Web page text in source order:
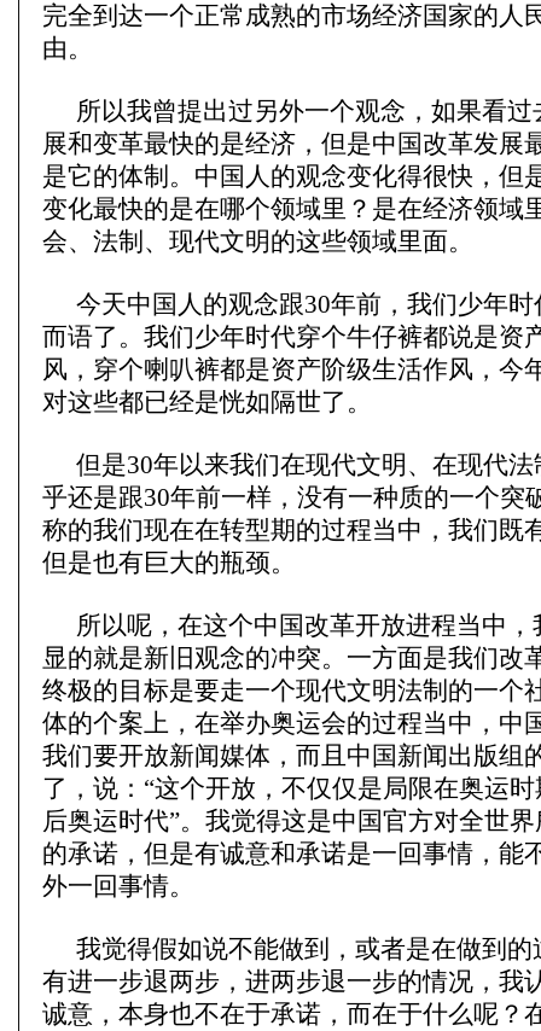
完全到达一个正常成熟的市场经济国家的人
由。
所以我曾提出过另外一个观念，如果看
展和变革最快的是经济，但是中国改革发展
是它的体制。中国人的观念变化得很快，但
变化最快的是在哪个领域里？是在经济领域
会、法制、现代文明的这些领域里面。
今天中国人的观念跟30年前，我们少年
而语了。我们少年时代穿个牛仔裤都说是资
风，穿个喇叭裤都是资产阶级生活作风，今
对这些都已经是恍如隔世了。
但是30年以来我们在现代文明、在现代
乎还是跟30年前一样，没有一种质的一个突
称的我们现在在转型期的过程当中，我们既
但是也有巨大的瓶颈。
所以呢，在这个中国改革开放进程当中
显的就是新旧观念的冲突。一方面是我们改
终极的目标是要走一个现代文明法制的一个
体的个案上，在举办奥运会的过程当中，中
我们要开放新闻媒体，而且中国新闻出版组
了，说：“这个开放，不仅仅是局限在奥运
后奥运时代”。我觉得这是中国官方对全世
的承诺，但是有诚意和承诺是一回事情，能
外一回事情。
我觉得假如说不能做到，或者是在做到
有进一步退两步，进两步退一步的情况，我
诚意，本身也不在于承诺，而在于什么呢？